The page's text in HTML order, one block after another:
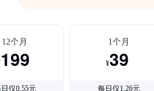
12个月
199
仅0.55元
1个月
¥39
每日仅1.26元